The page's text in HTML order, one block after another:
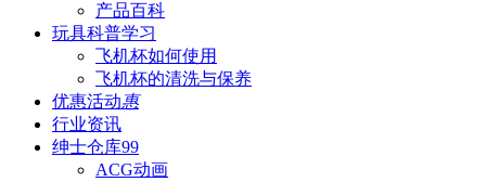
产品百科
玩具科普学习
飞机杯如何使用
飞机杯的清洗与保养
优惠活动惠
行业资讯
绅士仓库99
ACG动画